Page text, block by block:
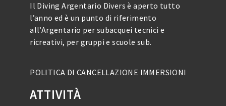
Il Diving Argentario Divers è aperto tutto
l’anno ed è un punto di riferimento
all’Argentario per subacquei tecnici e
ricreativi, per gruppi e scuole sub.
POLITICA DI CANCELLAZIONE IMMERSIONI
ATTIVITÀ